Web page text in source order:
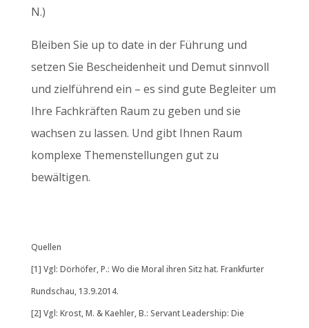
N.)
Bleiben Sie up to date in der Führung und
setzen Sie Bescheidenheit und Demut sinnvoll
und zielführend ein – es sind gute Begleiter um
Ihre Fachkräften Raum zu geben und sie
wachsen zu lassen. Und gibt Ihnen Raum
komplexe Themenstellungen gut zu
bewältigen.
Quellen
[1] Vgl: Dörhöfer, P.: Wo die Moral ihren Sitz hat. Frankfurter
Rundschau, 13.9.2014.
[2] Vgl: Krost, M. & Kaehler, B.: Servant Leadership: Die